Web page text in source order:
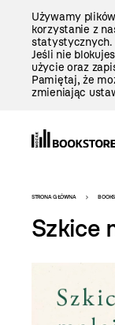
Używamy
korzystanie z
statystycznych.
Jeśli nie
użycie oraz
Pamiętaj, że
zmieniając
-
szablon
STRONA GŁÓWNA
Szkice